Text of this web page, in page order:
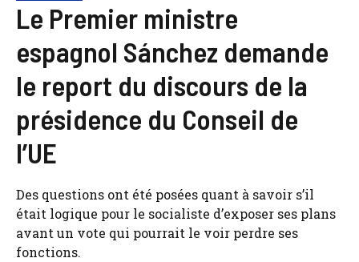
Le Premier ministre
espagnol Sánchez demande
le report du discours de la
présidence du Conseil de
l’UE
Des questions ont été posées quant à savoir s’il
était logique pour le socialiste d’exposer ses plans
avant un vote qui pourrait le voir perdre ses
fonctions.